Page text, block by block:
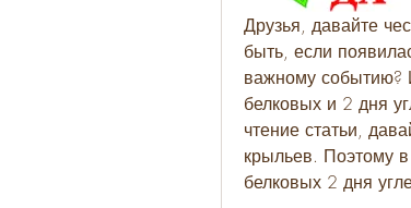
Друзья, давайте
быть, если
важному событию?
белковых и 2 дня
чтение статьи,
крыльев. Поэтому
белковых 2 дня